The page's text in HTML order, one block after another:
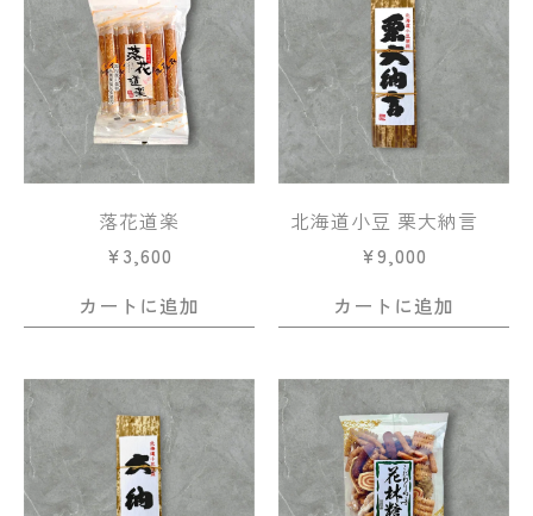
落花道楽
¥3,600
カートに追加
北海道小豆 栗大納言
¥9,000
カートに追加